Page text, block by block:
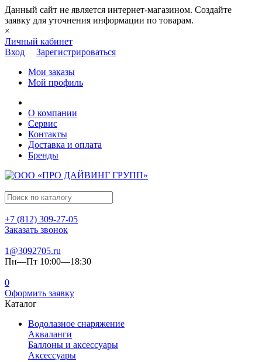
Данный сайт не является интернет-магазином. Создайте
заявку для уточнения информации по товарам.
×
Личный кабинет
Вход
Зарегистрироваться
Мои заказы
Мой профиль
О компании
Сервис
Контакты
Доставка и оплата
Бренды
+7 (812) 309-27-05
Заказать звонок
1@3092705.ru
Пн—Пт 10:00—18:30
0
Оформить заявку
Каталог
Водолазное снаряжение
Акваланги
Баллоны и аксессуары
Аксессуары